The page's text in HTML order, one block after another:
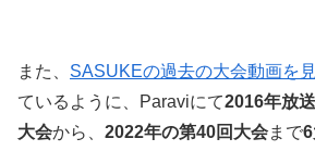
また、 SASUKEの過去の大会動画を
ているように、Paraviにて2016年放
大会から、 2022年の第40回大会まで